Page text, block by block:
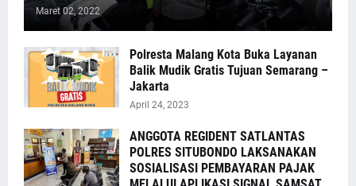
Maret 02, 2022
Polresta Malang Kota Buka Layanan
Balik Mudik Gratis Tujuan Semarang –
Jakarta
April 24, 2023
ANGGOTA REGIDENT SATLANTAS
POLRES SITUBONDO LAKSANAKAN
SOSIALISASI PEMBAYARAN PAJAK